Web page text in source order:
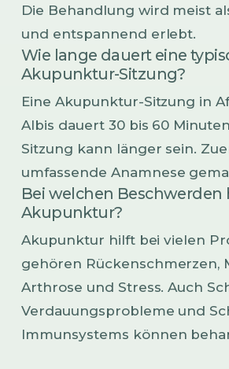
Die Behandlung wird meist
und entspannend erlebt.
Wie lange dauert eine
Akupunktur-Sitzung?
Eine Akupunktur-Sitzung in
Albis dauert 30 bis 60
Sitzung kann länger sein.
umfassende Anamnese
Bei welchen Beschwerden
Akupunktur?
Akupunktur hilft bei vielen
gehören Rückenschmerzen,
Arthrose und Stress. Auch
Verdauungsprobleme und
Immunsystems können